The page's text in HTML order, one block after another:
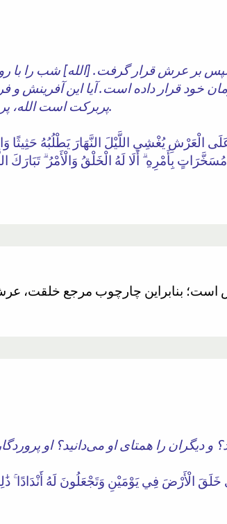
بر عرش قرار گرفت. [الله] شب را با
خود قرار داده است. آیا این آفرینش و
پربرکت است الله، پروردگار جهانیان.
الْعَرْشِ يُغْشِي اللَّيْلَ النَّهَارَ يَطْلُبُهُ حَثِيثًا
بِأَمْرِهِ ۗ أَلَا لَهُ الْخَلْقُ وَالْأَمْرُ ۗ تَبَارَكَ